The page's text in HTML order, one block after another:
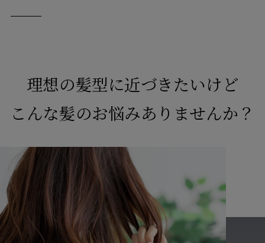
理想の髪型に近づきたいけど
こんな髪のお悩みありませんか？
詳しくは「きちんと保証サービス規定 」を
自然故障